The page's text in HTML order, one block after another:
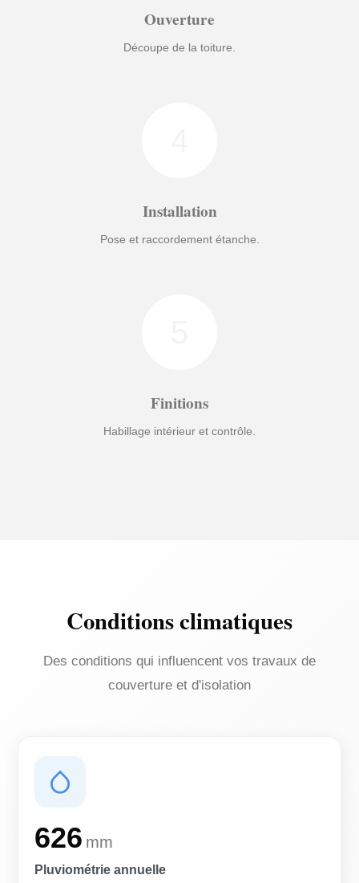
Ouverture
Découpe de la toiture.
Installation
Pose et raccordement étanche.
Finitions
Habillage intérieur et contrôle.
Conditions climatiques
Des conditions qui influencent vos travaux de
couverture et d'isolation
626 mm
Pluviométrie annuelle